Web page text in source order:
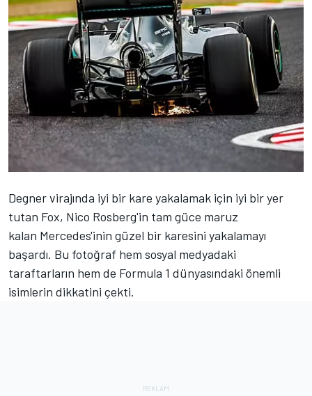
Degner virajında iyi bir kare yakalamak için iyi bir yer
tutan Fox, Nico Rosberg'in tam güce maruz
kalan Mercedes'inin güzel bir karesini yakalamayı
başardı. Bu fotoğraf hem sosyal medyadaki
taraftarların hem de Formula 1 dünyasındaki önemli
isimlerin dikkatini çekti.